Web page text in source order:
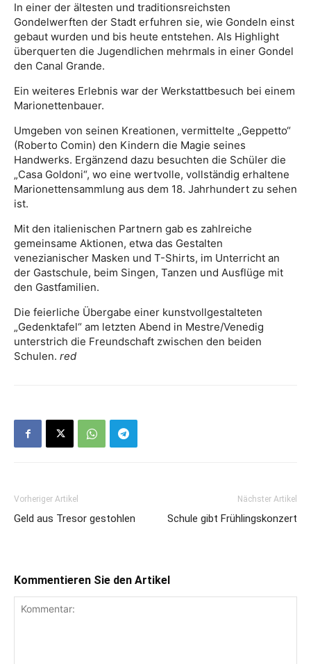
In einer der ältesten und traditionsreichsten
Gondelwerften der Stadt erfuhren sie, wie Gondeln einst
gebaut wurden und bis heute entstehen. Als Highlight
überquerten die Jugendlichen mehrmals in einer Gondel
den Canal Grande.
Ein weiteres Erlebnis war der Werkstattbesuch bei einem
Marionettenbauer.
Umgeben von seinen Kreationen, vermittelte „Geppetto“
(Roberto Comin) den Kindern die Magie seines
Handwerks. Ergänzend dazu besuchten die Schüler die
„Casa Goldoni“, wo eine wertvolle, vollständig erhaltene
Marionettensammlung aus dem 18. Jahrhundert zu sehen
ist.
Mit den italienischen Partnern gab es zahlreiche
gemeinsame Aktionen, etwa das Gestalten
venezianischer Masken und T-Shirts, im Unterricht an
der Gastschule, beim Singen, Tanzen und Ausflüge mit
den Gastfamilien.
Die feierliche Übergabe einer kunstvollgestalteten
„Gedenktafel“ am letzten Abend in Mestre/Venedig
unterstrich die Freundschaft zwischen den beiden
Schulen. red
Vorheriger Artikel
Geld aus Tresor gestohlen
Nächster Artikel
Schule gibt Frühlingskonzert
Kommentieren Sie den Artikel